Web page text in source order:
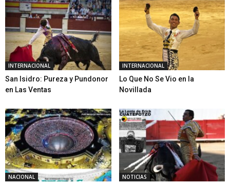
INTERNACIONAL
San Isidro: Pureza y Pundonor
en Las Ventas
INTERNACIONAL
Lo Que No Se Vio en la
Novillada
NACIONAL NOTICIAS